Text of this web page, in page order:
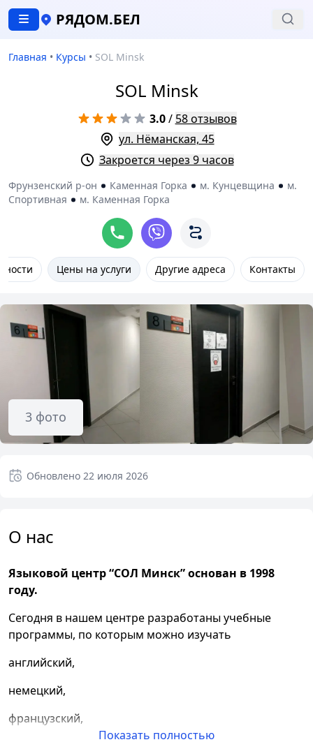
РЯДОМ.БЕЛ
Главная • Курсы • SOL Minsk
SOL Minsk
3.0/ 58 отзывов
ул. Нёманская, 45
Закроется через 9 часов
Фрунзенский р-он Каменная Горка м. Кунцевщина
м.
Спортивная
м. Каменная Горка
Цены на услуги Другие адреса Контакты
3 фото
Обновлено 22 июля 2026
О нас
Языковой центр “СОЛ Минск” основан в 1998
году.
Сегодня в нашем центре разработаны учебные
программы, по которым можно изучать
английский,
немецкий,
французский,
Показать полностью